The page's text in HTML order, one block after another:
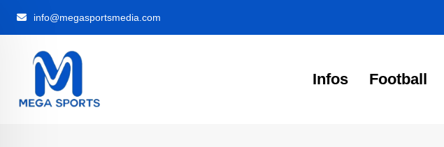
info@megasportsmedia.com
Infos Football